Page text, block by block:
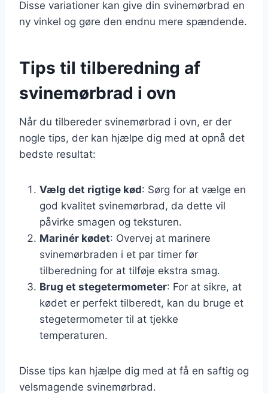
Disse variationer kan give din svinemørbrad en
ny vinkel og gøre den endnu mere spændende.
Tips til tilberedning af
svinemørbrad i ovn
Når du tilbereder svinemørbrad i ovn, er der
nogle tips, der kan hjælpe dig med at opnå det
bedste resultat:
Vælg det rigtige kød: Sørg for at vælge en
god kvalitet svinemørbrad, da dette vil
påvirke smagen og teksturen.
Marinér kødet: Overvej at marinere
svinemørbraden i et par timer før
tilberedning for at tilføje ekstra smag.
Brug et stegetermometer: For at sikre, at
kødet er perfekt tilberedt, kan du bruge et
stegetermometer til at tjekke
temperaturen.
Disse tips kan hjælpe dig med at få en saftig og
velsmagende svinemørbrad.